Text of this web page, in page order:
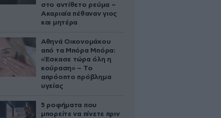
στο αντίθετο ρεύμα –
Ακαριαία πέθαναν γιος
και μητέρα
Αθηνά Οικονομάκου
από τα Μπόρα Μπόρα:
«Έσκασε τώρα όλη η
κούραση» – Το
απρόοπτο πρόβλημα
υγείας
5 ροφήματα που
μπορείτε να πίνετε πριν